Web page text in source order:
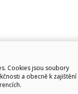
Cookies jsou soubory
a obecně k zajištění